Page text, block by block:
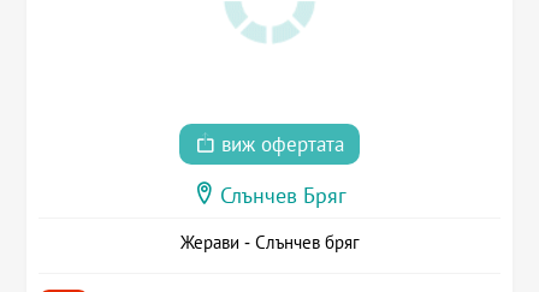
виж офертата
Слънчев Бряг
Жерави - Слънчев бряг